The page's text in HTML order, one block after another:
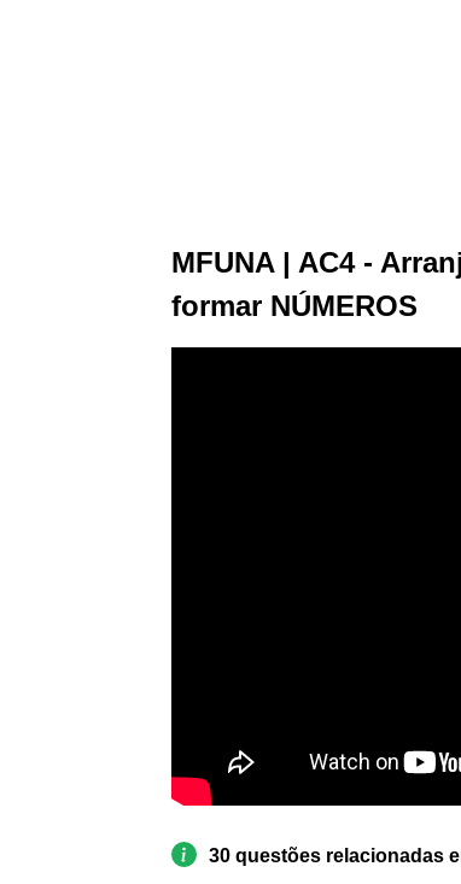
MFUNA | AC4 -
formar NÚMEROS
30 questões relacionadas